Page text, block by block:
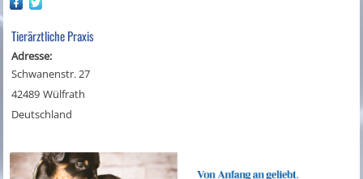
Tierärztliche Praxis
Adresse:
Schwanenstr. 27
42489 Wülfrath
Deutschland